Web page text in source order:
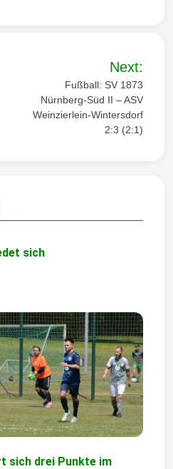
Next:
Fußball: SV 1873
Nürnberg-Süd II – ASV
Weinzierlein-Wintersdorf
2:3 (2:1)
sich
sich drei Punkte im